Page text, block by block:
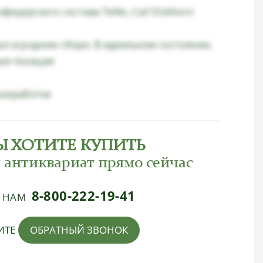
состава TeNo, Carl Eickhorn
в родном сборе, В идеальном состоянии,
позиция
ХОТИТЕ КУПИТЬ
прямо сейчас
НАМ 8-800-222-19-41
ОБРАТНЫЙ ЗВОНОК